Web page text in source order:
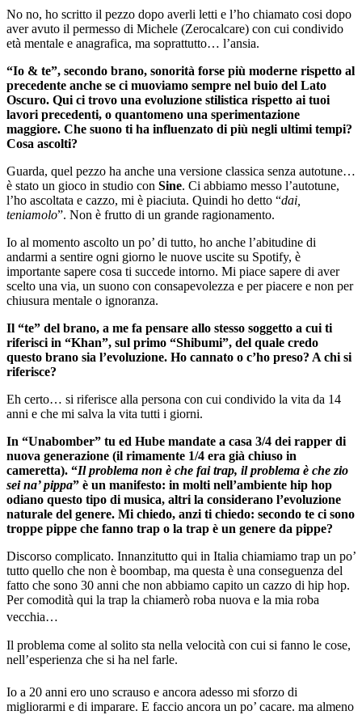
No no, ho scritto il pezzo dopo averli letti e l’ho chiamato cosi dopo
aver avuto il permesso di Michele (Zerocalcare) con cui condivido
età mentale e anagrafica, ma soprattutto… l’ansia.
“Io & te”, secondo brano, sonorità forse più moderne rispetto al
precedente anche se ci muoviamo sempre nel buio del Lato
Oscuro. Qui ci trovo una evoluzione stilistica rispetto ai tuoi
lavori precedenti, o quantomeno una sperimentazione
maggiore. Che suono ti ha influenzato di più negli ultimi tempi?
Cosa ascolti?
Guarda, quel pezzo ha anche una versione classica senza autotune…
è stato un gioco in studio con Sine. Ci abbiamo messo l’autotune,
l’ho ascoltata e cazzo, mi è piaciuta. Quindi ho detto “dai,
teniamolo”. Non è frutto di un grande ragionamento.
Io al momento ascolto un po’ di tutto, ho anche l’abitudine di
andarmi a sentire ogni giorno le nuove uscite su Spotify, è
importante sapere cosa ti succede intorno. Mi piace sapere di aver
scelto una via, un suono con consapevolezza e per piacere e non per
chiusura mentale o ignoranza.
Il “te” del brano, a me fa pensare allo stesso soggetto a cui ti
riferisci in “Khan”, sul primo “Shibumi”, del quale credo
questo brano sia l’evoluzione. Ho cannato o c’ho preso? A chi si
riferisce?
Eh certo… si riferisce alla persona con cui condivido la vita da 14
anni e che mi salva la vita tutti i giorni.
In “Unabomber” tu ed Hube mandate a casa 3/4 dei rapper di
nuova generazione (il rimamente 1/4 era già chiuso in
cameretta). “Il problema non è che fai trap, il problema è che zio
sei na’ pippa” è un manifesto: in molti nell’ambiente hip hop
odiano questo tipo di musica, altri la considerano l’evoluzione
naturale del genere. Mi chiedo, anzi ti chiedo: secondo te ci sono
troppe pippe che fanno trap o la trap è un genere da pippe?
Discorso complicato. Innanzitutto qui in Italia chiamiamo trap un po’
tutto quello che non è boombap, ma questa è una conseguenza del
fatto che sono 30 anni che non abbiamo capito un cazzo di hip hop.
Per comodità qui la trap la chiamerò roba nuova e la mia roba
vecchia…
Il problema come al solito sta nella velocità con cui si fanno le cose,
nell’esperienza che si ha nel farle.
Io a 20 anni ero uno scrauso e ancora adesso mi sforzo di
migliorarmi e di imparare. E faccio ancora un po’ cacare. ma almeno